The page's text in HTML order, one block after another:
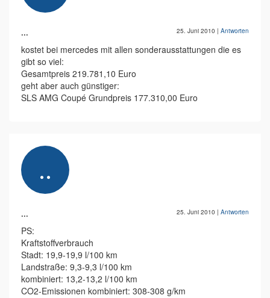
... 25. Juni 2010 | Antworten
kostet bei mercedes mit allen sonderausstattungen die es
gibt so viel:
Gesamtpreis 219.781,10 Euro
geht aber auch günstiger:
SLS AMG Coupé Grundpreis 177.310,00 Euro
... 25. Juni 2010 | Antworten
PS:
Kraftstoffverbrauch
Stadt: 19,9-19,9 l/100 km
Landstraße: 9,3-9,3 l/100 km
kombiniert: 13,2-13,2 l/100 km
CO2-Emissionen kombiniert: 308-308 g/km